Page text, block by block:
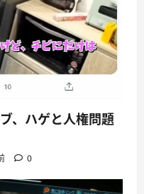
、ハゲと人権問題
0